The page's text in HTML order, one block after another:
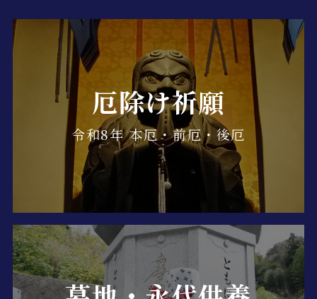
厄除け祈願
令和8年 本厄・前厄・後厄